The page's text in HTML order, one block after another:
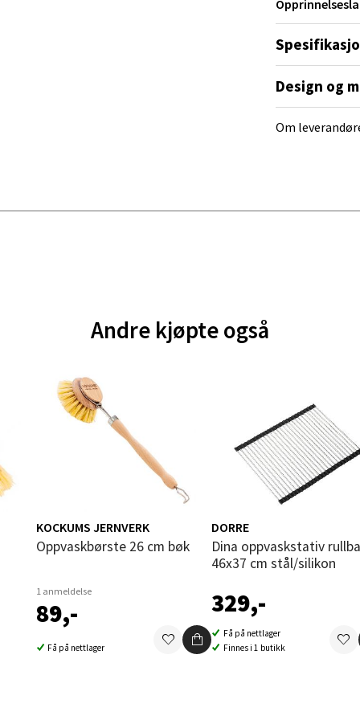
Design og
Om
Andre kjøpte også
KOCKUMS JERNVERK
Oppvaskbørste 26 cm bøk
1 anmeldelse
89,-
Få på nettlager
DORRE
Dina oppvaskstativ rullbart
46x37 cm stål/silikon
329,-
Få på nettlager
Finnes i 1 butikk
Rana - Thon Senter Mo i Rana
Nansensgate 22, 8622 Mo i Rana
09-19
25, 6010 Ålesund